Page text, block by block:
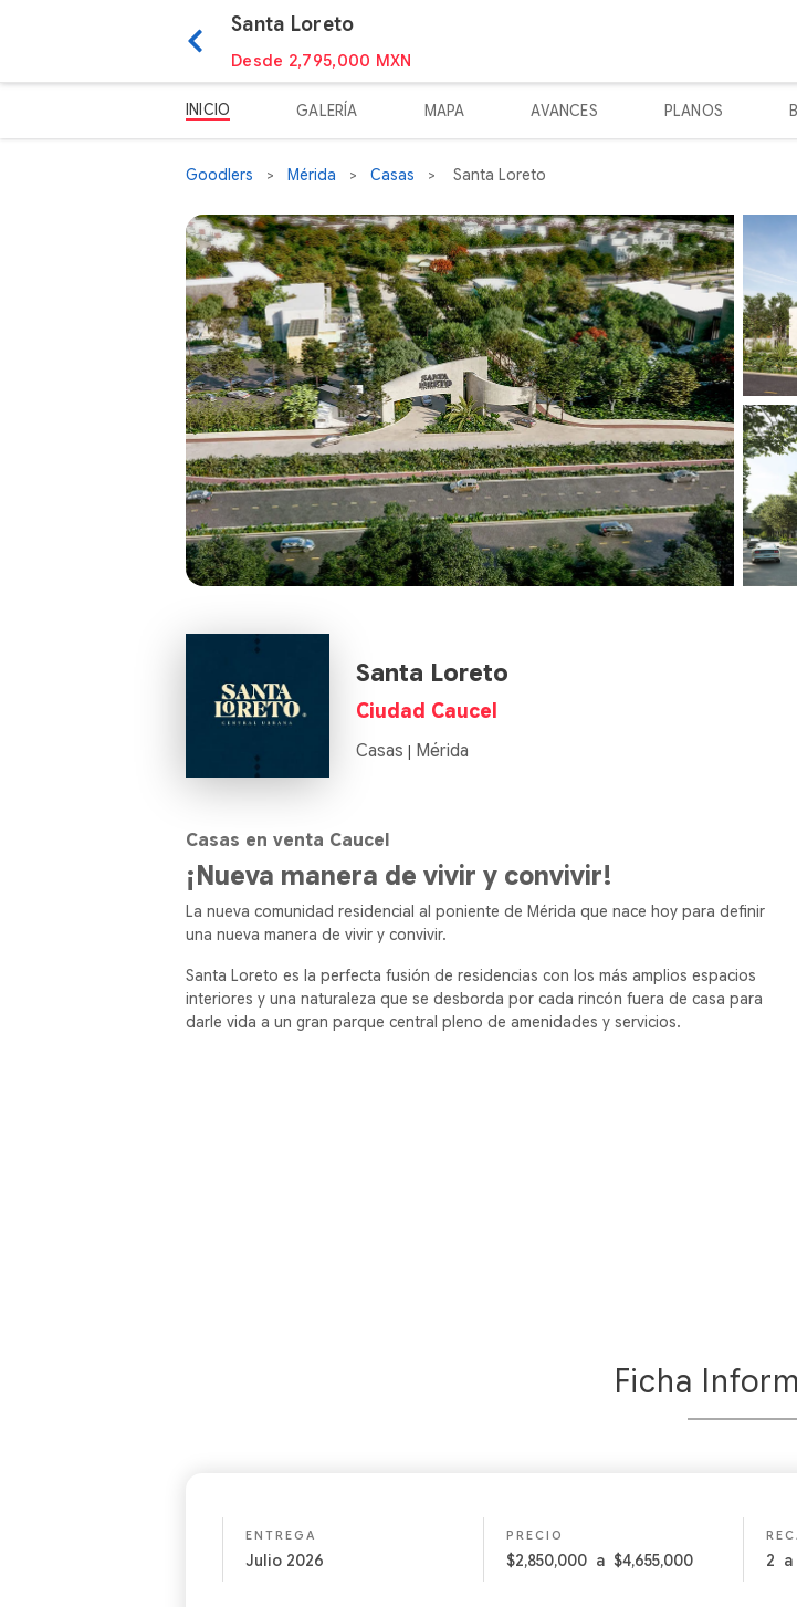
Santa Loreto
Desde 2,795,000 MXN
INICIO GALERÍA MAPA AVANCES PLANOS
Goodlers Mérida Casas Santa Loreto
Santa Loreto
Ciudad Caucel
Casas | Mérida
Casas en venta Caucel
¡Nueva manera de vivir y convivir!
La nueva comunidad residencial al poniente de Mérida que nace hoy para definir
una nueva manera de vivir y convivir.
Santa Loreto es la perfecta fusión de residencias con los más amplios espacios
interiores y una naturaleza que se desborda por cada rincón fuera de casa para
darle vida a un gran parque central pleno de amenidades y servicios.
Ficha
ENTREGA
Julio 2026
PRECIO
$2,850,000 a $4,655,000 2 a